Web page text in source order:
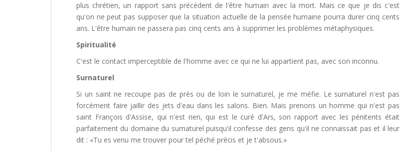
plus chrétien, un rapport sans précédent de l'être humain avec la mort. Mais ce que je dis c'est
qu'on ne peut pas supposer que la situation actuelle de la pensée humaine pourra durer cinq cents
ans. L'être humain ne passera pas cinq cents ans à supprimer les problèmes métaphysiques.
Spiritualité
C'est le contact imperceptible de l'homme avec ce qui ne lui appartient pas, avec son inconnu.
Surnaturel
Si un saint ne recoupe pas de près ou de loin le surnaturel, je me méfie. Le surnaturel n'est pas
forcément faire jaillir des jets d'eau dans les salons. Bien. Mais prenons un homme qui n'est pas
saint François d'Assise, qui n'est rien, qui est le curé d'Ars, son rapport avec les pénitents était
parfaitement du domaine du surnaturel puisqu'il confesse des gens qu'il ne connaissait pas et il leur
dit : «Tu es venu me trouver pour tel péché précis et je t'absous.»